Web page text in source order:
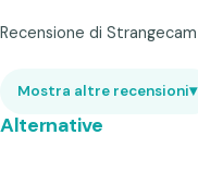
Recensione di Strangecam
Mostra altre recensioni▾
Alternative